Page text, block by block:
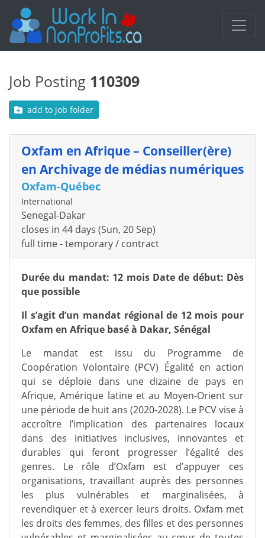
Job Posting 110309
add to job folder
Oxfam en Afrique – Conseiller(ère)
en Archivage de médias numériques
Oxfam-Québec
International
Senegal-Dakar
closes in 44 days (Sun, 20 Sep)
full time - temporary / contract
Durée du mandat: 12 mois Date de début: Dès
que possible
Il s’agit d’un mandat régional de 12 mois pour
Oxfam en Afrique basé à Dakar, Sénégal
Le mandat est issu du Programme de
Coopération Volontaire (PCV) Égalité en action
qui se déploie dans une dizaine de pays en
Afrique, Amérique latine et au Moyen-Orient sur
une période de huit ans (2020-2028). Le PCV vise à
accroître l’implication des partenaires locaux
dans des initiatives inclusives, innovantes et
durables qui feront progresser l’égalité des
genres. Le rôle d’Oxfam est d’appuyer ces
organisations, travaillant auprès des personnes
les plus vulnérables et marginalisées, à
revendiquer et à exercer leurs droits. Oxfam met
les droits des femmes, des filles et des personnes